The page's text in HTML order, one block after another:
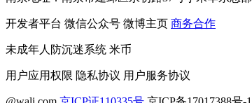
开发者平台 微信公众号 微博主页 商务合作
未成年人防沉迷系统 米币
用户应用权限 隐私协议 用户服务协议